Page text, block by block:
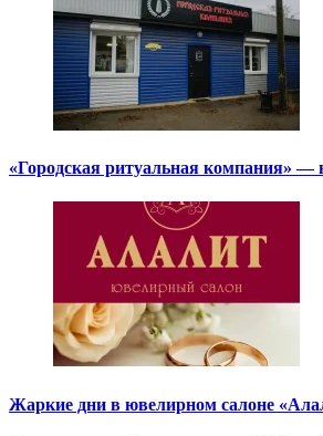
«Городская ритуальная компания»
Жаркие дни в ювелирном салоне